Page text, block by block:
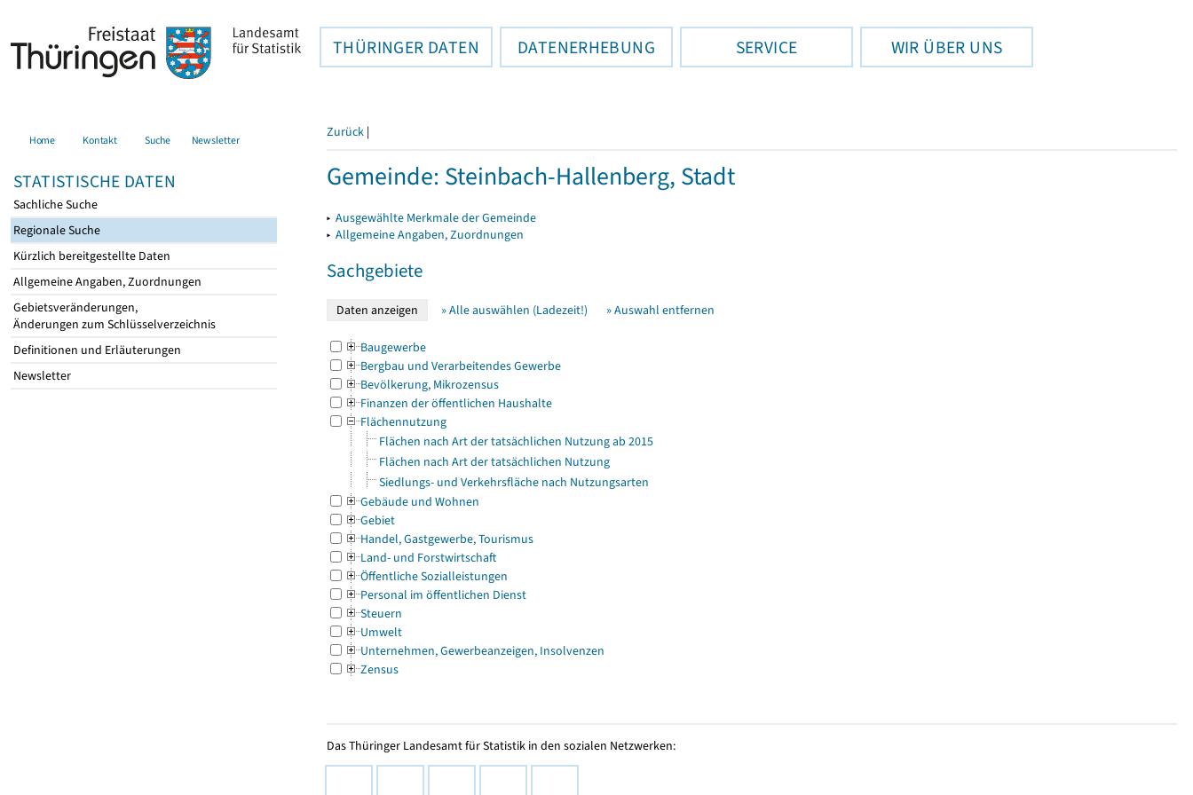
THÜRINGER DATEN DATENERHEBUNG SERVICE WIR ÜBER UNS
Home Kontakt Suche Newsletter
STATISTISCHE DATEN
Sachliche Suche
Regionale Suche
Kürzlich bereitgestellte Daten
Allgemeine Angaben, Zuordnungen
Gebietsveränderungen,
Änderungen zum Schlüsselverzeichnis
Definitionen und Erläuterungen
Newsletter
Zurück |
Gemeinde: Steinbach-Hallenberg, Stadt
▸ Ausgewählte Merkmale der Gemeinde
▸ Allgemeine Angaben, Zuordnungen
Sachgebiete
» Alle auswählen (Ladezeit!) » Auswahl entfernen
Baugewerbe
Bergbau und Verarbeitendes Gewerbe
Bevölkerung, Mikrozensus
Finanzen der öffentlichen Haushalte
Flächennutzung
Flächen nach Art der tatsächlichen Nutzung ab 2015
Flächen nach Art der tatsächlichen Nutzung
Siedlungs- und Verkehrsfläche nach Nutzungsarten
Gebäude und Wohnen
Gebiet
Handel, Gastgewerbe, Tourismus
Land- und Forstwirtschaft
Öffentliche Sozialleistungen
Personal im öffentlichen Dienst
Steuern
Umwelt
Unternehmen, Gewerbeanzeigen, Insolvenzen
Zensus
Das Thüringer Landesamt für Statistik in den sozialen Netzwerken: